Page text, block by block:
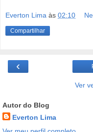
Everton Lima às 02:10
Compartilhar
‹
Ver
Autor do Blog
Everton Lima